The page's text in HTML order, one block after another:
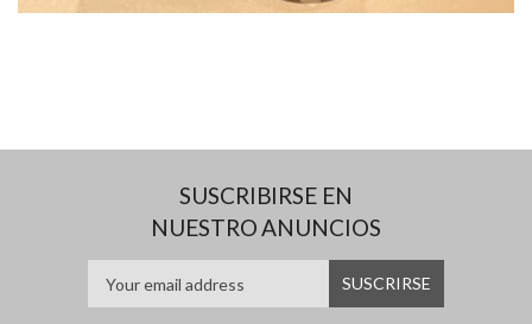
SUSCRIBIRSE EN
NUESTRO ANUNCIOS